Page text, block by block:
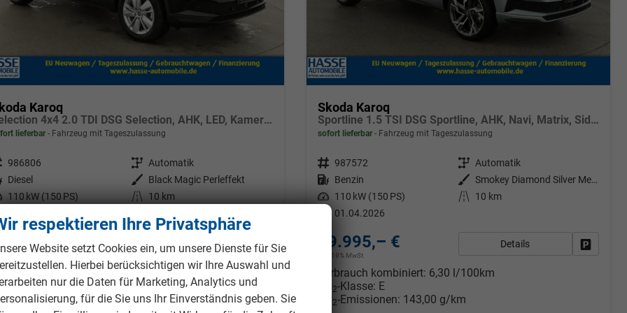
Karoq
Selection 4x4 2.0 TDI DSG Selection, AHK, LED, Kamera, Winter, el. Klappe, 4 J.-Garantie
lieferbar Fahrzeug mit Tageszulassung
986806 Getriebe Automatik
Diesel Außenfarbe
Black Magic Perleffekt
110 kW (150 PS) Kilometerstand
10 km
€ Details Fahrzeug parken
kombiniert:5,70 l/100km
2-Klasse: E
2-Emissionen:149,00 g/km
Skoda Karoq
Sportline 1.5 TSI DSG Sportline, AHK, Navi, Matrix, Side, el. Klappe, Winter, 5 J.-Garantie
sofort lieferbar Fahrzeug mit Tageszulassung
Fahrzeugnr. 987572 Getriebe Automatik
Kraftstoff Benzin Außenfarbe
Smokey Diamond Silver Metallic
Leistung 110 kW (150 PS) Kilometerstand
10 km
01.04.2026
39.995,– €
incl. 19% MwSt.
Details
Verbrauch kombiniert: 6,30 l/100km
2-Klasse: E
2-Emissionen: 143,00 g/km
respektieren Ihre Privatsphäre
Website setzt Cookies ein, um unsere Dienste für Sie
Hierbei berücksichtigen wir Ihre Auswahl und
nur die Daten für Marketing, Analytics und
für die Sie uns Ihr Einverständnis geben. Sie